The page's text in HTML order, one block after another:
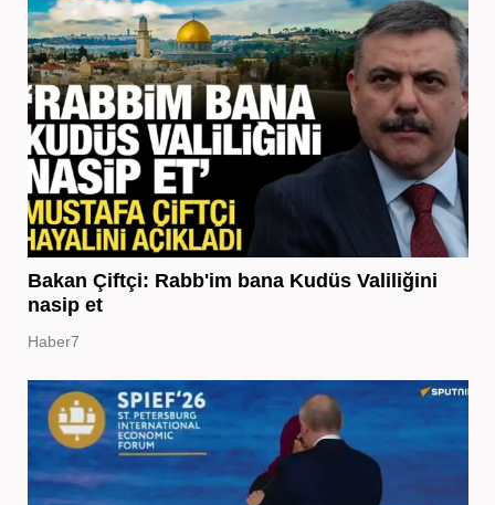
Bakan Çiftçi: Rabb'im bana Kudüs Valiliğini
nasip et
Haber7